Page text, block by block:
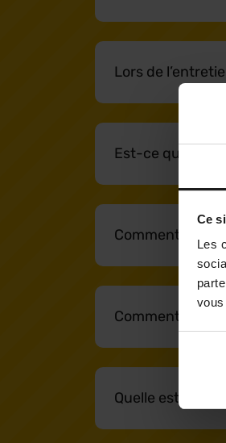
Ce
Les
Lors de
Est-ce qu’Hall
Comment
Comment se
Quelle est la